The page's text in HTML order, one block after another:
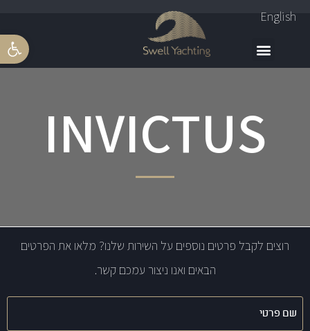
פתח
English
INVICTUS
רוצים לקבל פרטים נוספים על השירות שלנו? מלאו את הפרטים
הבאים ואנו ניצור עמכם קשר.
שם
פרטי